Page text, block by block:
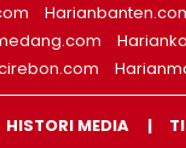
HISTORI MEDIA